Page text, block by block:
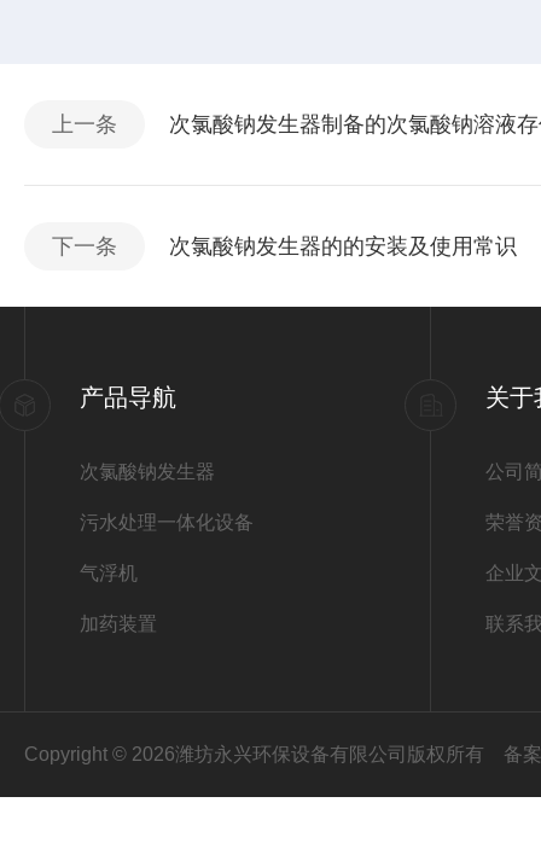
上一条 次氯酸钠发生器制备的次氯酸钠溶液
下一条 次氯酸钠发生器的的安装及使用常识
产品导航
次氯酸钠发生器
污水处理一体化设备
气浮机
加药装置
关于
公司
荣誉
企业
联系
Copyright © 2026潍坊永兴环保设备有限公司版权所有 备